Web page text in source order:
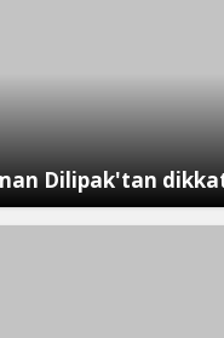
Dilipak'tan dikkat